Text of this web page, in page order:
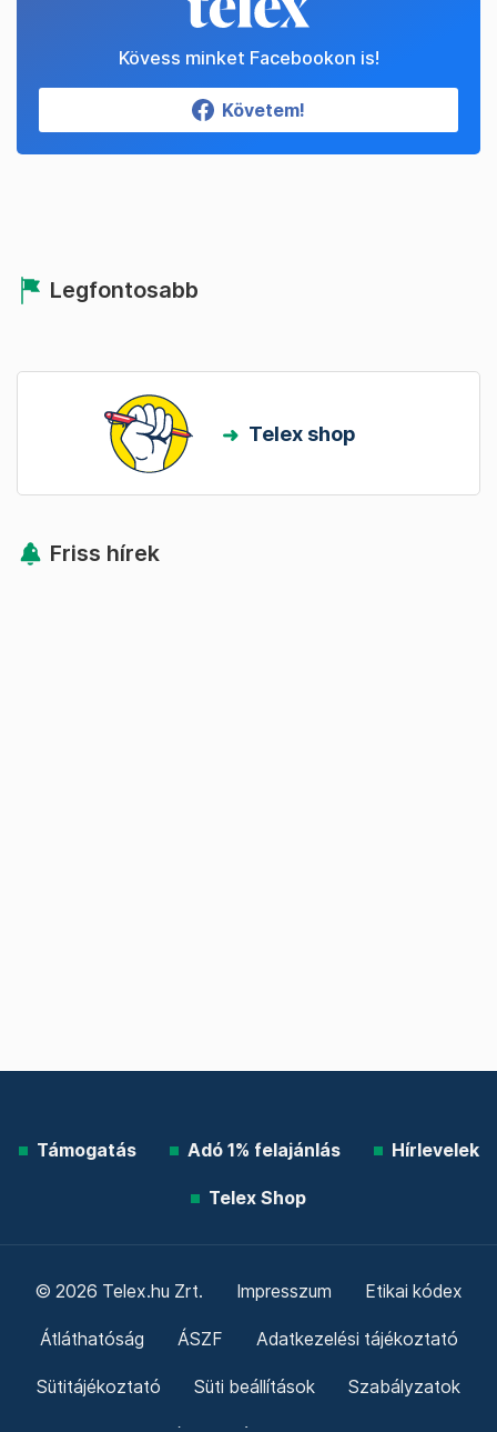
Kövess minket Facebookon is!
Követem!
Legfontosabb
Telex shop
Friss hírek
Támogatás Adó 1% felajánlás Hírlevelek
Telex Shop
© 2026 Telex.hu Zrt. Impresszum Etikai kódex
Átláthatóság ÁSZF Adatkezelési tájékoztató
Sütitájékoztató Süti beállítások Szabályzatok